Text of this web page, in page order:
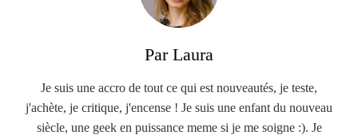
Par Laura
Je suis une accro de tout ce qui est nouveautés, je teste,
j'achète, je critique, j'encense ! Je suis une enfant du nouveau
siècle, une geek en puissance meme si je me soigne :). Je